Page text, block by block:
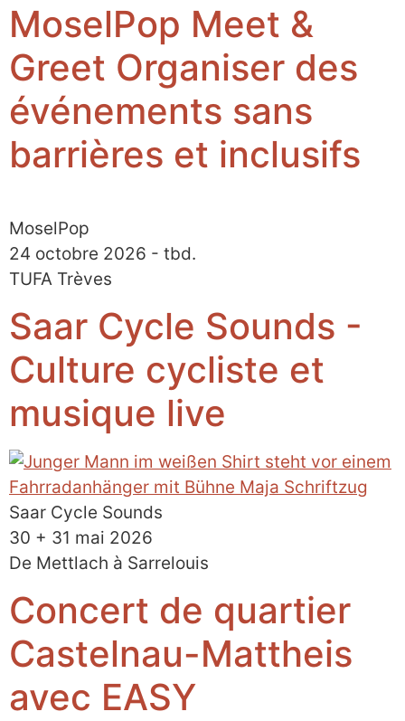
MoselPop Meet &
Greet Organiser des
événements sans
barrières et inclusifs
MoselPop
24 octobre 2026 - tbd.
TUFA Trèves
Saar Cycle Sounds -
Culture cycliste et
musique live
Saar Cycle Sounds
30 + 31 mai 2026
De Mettlach à Sarrelouis
Concert de quartier
Castelnau-Mattheis
avec EASY